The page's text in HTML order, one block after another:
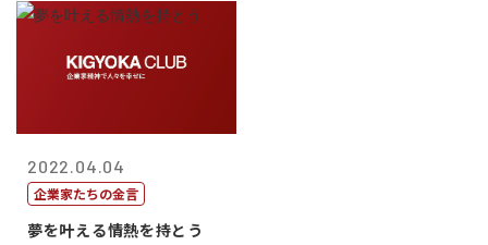
2022.04.04
企業家たちの金言
夢を叶える情熱を持とう